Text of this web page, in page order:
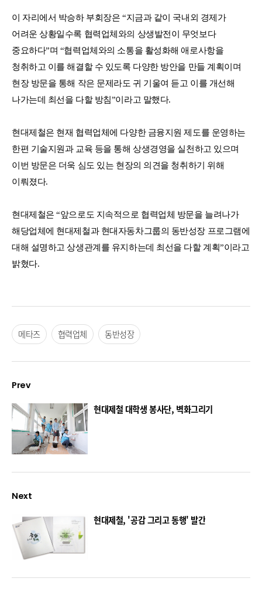
메타즈 협력업체 동반성장
Prev
현대제철 대학생 봉사단, 벽화그리기
Next
현대제철, '공감 그리고 동행' 발간
이 자리에서 박승하 부회장은 “지금과 같이 국내외 경제가
어려운 상황일수록 협력업체와의 상생발전이 무엇보다
중요하다”며 “협력업체와의 소통을 활성화해 애로사항을
청취하고 이를 해결할 수 있도록 다양한 방안을 만들 계획이며
현장 방문을 통해 작은 문제라도 귀 기울여 듣고 이를 개선해
나가는데 최선을 다할 방침”이라고 말했다.
현대제철은 현재 협력업체에 다양한 금융지원 제도를 운영하는
한편 기술지원과 교육 등을 통해 상생경영을 실천하고 있으며
이번 방문은 더욱 심도 있는 현장의 의견을 청취하기 위해
이뤄졌다.
현대제철은 “앞으로도 지속적으로 협력업체 방문을 늘려나가
해당업체에 현대제철과 현대자동차그룹의 동반성장 프로그램에
대해 설명하고 상생관계를 유지하는데 최선을 다할 계획”이라고
밝혔다.